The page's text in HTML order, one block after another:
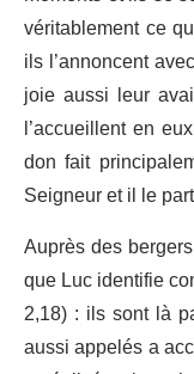
véritablement ce
ils l’annoncent
joie aussi leur
l’accueillent en
don fait
Seigneur et il le
Auprès des
que Luc identifie
2,18) : ils sont là
aussi appelés a